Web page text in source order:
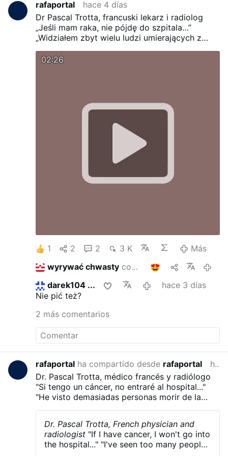
rafaportal
hace 4 días
Dr Pascal Trotta, francuski lekarz i radiolog
„Jeśli mam raka, nie pójdę do szpitala…”
„Widziałem zbyt wielu ludzi umierających z
dni…” „Przestałbym pracować…”
02:26
1 2 2 3 K
Más
wyrywać chwastycompartió esto
darek104 ...
hace 3 días
Nie pić też?
2 más comentarios
rafaportal ha compartido desde rafaportal
hace 4 días
Dr. Pascal Trotta, médico francés y radiólogo
"Si tengo un cáncer, no entraré al hospital..."
"He visto demasiadas personas morir de la
Dr. Pascal Trotta, French physician and
radiologist "If I have cancer, I won't go into
the hospital..." "I've seen too many people